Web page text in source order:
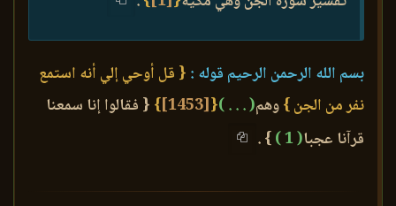
بسم الله الرحمن الرحيم قوله : { قل أوحي إلي أنه استمع
نفر من الجن }وهم( . . . )
{
[1453]
} { فقالوا إنا سمعنا
قرآنا عجبا( 1 )
} .